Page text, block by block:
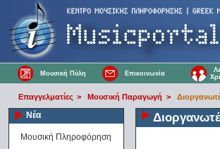
Μουσική Πύλη Επικοινωνία
Επαγγελματίες > Μουσική Παραγωγή >
Νέα
Μουσική Πληροφόρηση